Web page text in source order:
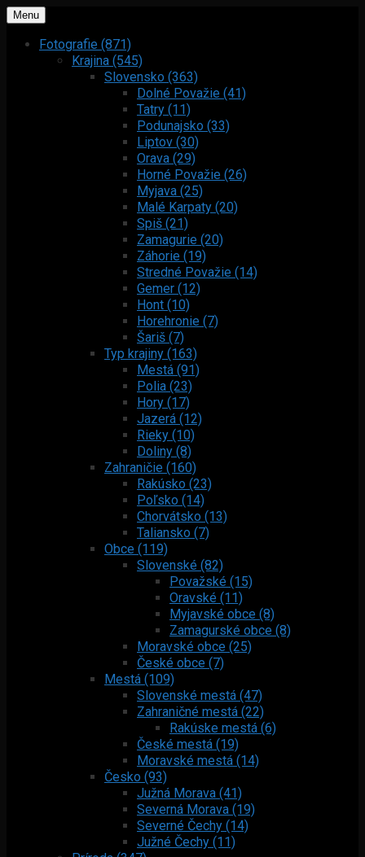
Menu
Fotografie (871)
Krajina (545)
Slovensko (363)
Dolné Považie (41)
Tatry (11)
Podunajsko (33)
Liptov (30)
Orava (29)
Horné Považie (26)
Myjava (25)
Malé Karpaty (20)
Spiš (21)
Zamagurie (20)
Záhorie (19)
Stredné Považie (14)
Gemer (12)
Hont (10)
Horehronie (7)
Šariš (7)
Typ krajiny (163)
Mestá (91)
Polia (23)
Hory (17)
Jazerá (12)
Rieky (10)
Doliny (8)
Zahraničie (160)
Rakúsko (23)
Poľsko (14)
Chorvátsko (13)
Taliansko (7)
Obce (119)
Slovenské (82)
Považské (15)
Oravské (11)
Myjavské obce (8)
Zamagurské obce (8)
Moravské obce (25)
České obce (7)
Mestá (109)
Slovenské mestá (47)
Zahraničné mestá (22)
Rakúske mestá (6)
České mestá (19)
Moravské mestá (14)
Česko (93)
Južná Morava (41)
Severná Morava (19)
Severné Čechy (14)
Južné Čechy (11)